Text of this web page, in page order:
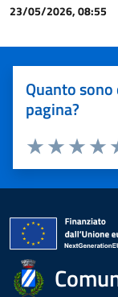
23/05/2026, 08:55
Quanto
pagina?
Valuta 3
Valuta 2
Valuta 1 stelle